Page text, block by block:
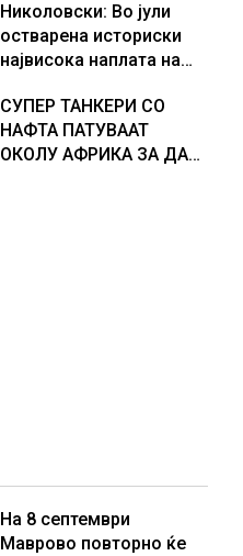
Германија е лидер во
Европа по бројот на
изградени центри за
Николовски: Во јули
остварена историски
највисока наплата на
милијарди денари –
изградивме систем што
испорачува резултати
СУПЕР ТАНКЕРИ СО
НАФТА ПАТУВААТ
ОКОЛУ АФРИКА ЗА ДА
На 8 септември
Маврово повторно ќе